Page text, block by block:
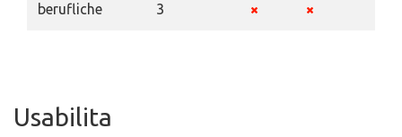
berufliche 3
Usabilita